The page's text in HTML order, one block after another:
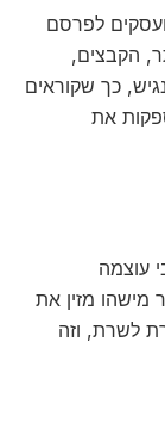
לפרסם
הקבצים,
כך שקוראים
את
עוצמה
מזין את
לשרת, וזה